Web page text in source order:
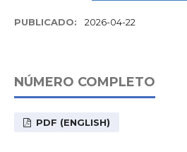
PUBLICADO: 2026-04-22
NÚMERO COMPLETO
PDF (ENGLISH)